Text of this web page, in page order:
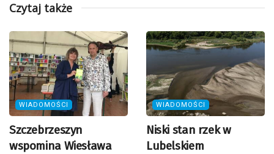
Czytaj także
WIADOMOŚCI
Szczebrzeszyn
wspomina Wiesława
WIADOMOŚCI
Niski stan rzek w
Lubelskiem